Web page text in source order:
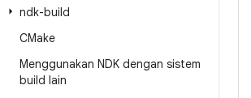
ndk-build
CMake
Menggunakan NDK dengan sistem
build lain